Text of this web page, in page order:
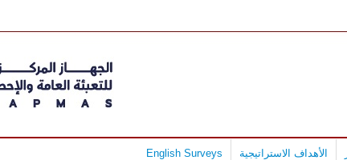
الأهداف الاستراتيجية English Surveys